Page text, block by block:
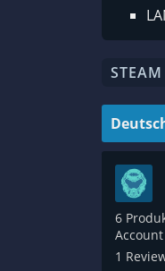
6
Account
1